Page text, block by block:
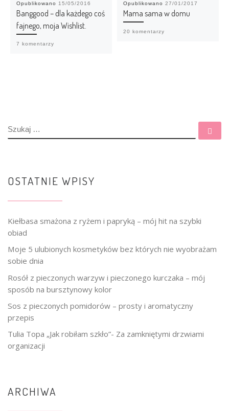
Opublikowano 15/05/2016
Banggood – dla każdego coś
fajnego, moja Wishlist.
7 komentarzy
Opublikowano 27/01/2017
Mama sama w domu
20 komentarzy
SZUKAJ
OSTATNIE WPISY
Kiełbasa smażona z ryżem i papryką – mój hit na szybki
obiad
Moje 5 ulubionych kosmetyków bez których nie wyobrażam
sobie dnia
Rosół z pieczonych warzyw i pieczonego kurczaka – mój
sposób na bursztynowy kolor
Sos z pieczonych pomidorów – prosty i aromatyczny
przepis
Tulia Topa „Jak robiłam szkło”- Za zamkniętymi drzwiami
organizacji
ARCHIWA